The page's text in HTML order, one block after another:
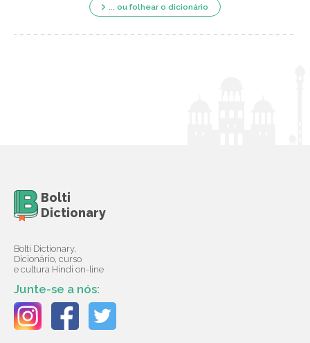
... ou folhear o dicionário
Bolti
Dictionary
Bolti Dictionary,
Dicionário, curso
e cultura Hindi on-line
Junte-se a nós: